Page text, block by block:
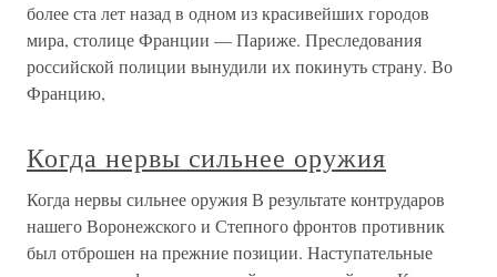
более ста лет назад в одном из красивейших городов
мира, столице Франции — Париже. Преследования
российской полиции вынудили их покинуть страну. Во
Францию,
Когда нервы сильнее оружия
Когда нервы сильнее оружия В результате контрударов
нашего Воронежского и Степного фронтов противник
был отброшен на прежние позиции. Наступательные